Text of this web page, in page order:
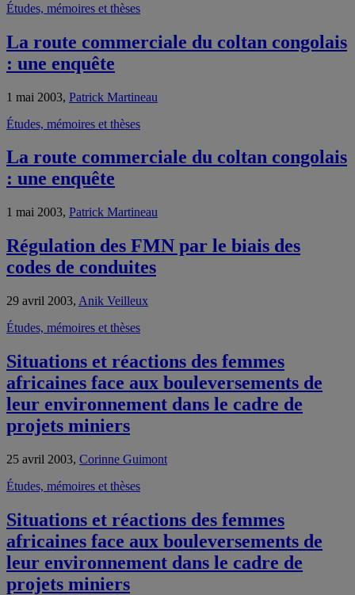
Études, mémoires et thèses
La route commerciale du coltan congolais
: une enquête
1 mai 2003, Patrick Martineau
Études, mémoires et thèses
La route commerciale du coltan congolais
: une enquête
1 mai 2003, Patrick Martineau
Régulation des FMN par le biais des
codes de conduites
29 avril 2003, Anik Veilleux
Études, mémoires et thèses
Situations et réactions des femmes
africaines face aux bouleversements de
leur environnement dans le cadre de
projets miniers
25 avril 2003, Corinne Guimont
Études, mémoires et thèses
Situations et réactions des femmes
africaines face aux bouleversements de
leur environnement dans le cadre de
projets miniers